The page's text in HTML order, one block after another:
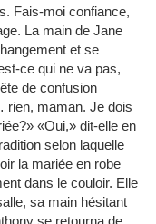
Fais-moi confiance,
La main de Jane
et se
ce qui ne va pas,
de confusion
rien, maman. Je dois
«Oui,» dit-elle en
selon laquelle
la mariée en robe
dans le couloir. Elle
sa main hésitant
se retourna de